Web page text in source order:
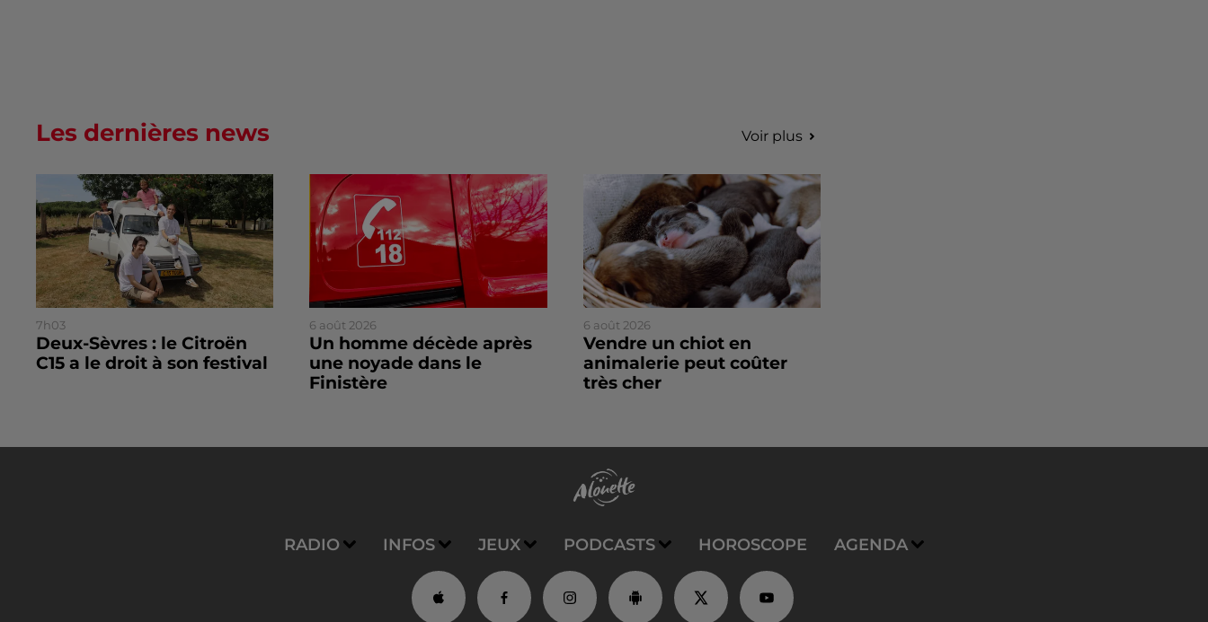
Les dernières news Voir plus
7h03
Deux-Sèvres : le Citroën
C15 a le droit à son festival
6 août 2026
Un homme décède après
une noyade dans le
Finistère
6 août 2026
Vendre un chiot en
animalerie peut coûter
très cher
RADIO INFOS JEUX PODCASTS HOROSCOPE AGENDA